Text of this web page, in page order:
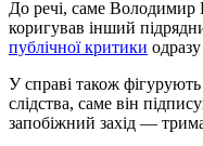
До речі, саме Володимир
коригував інший
публічної критики одразу
У справі також
слідства, саме він
запобіжний захід —